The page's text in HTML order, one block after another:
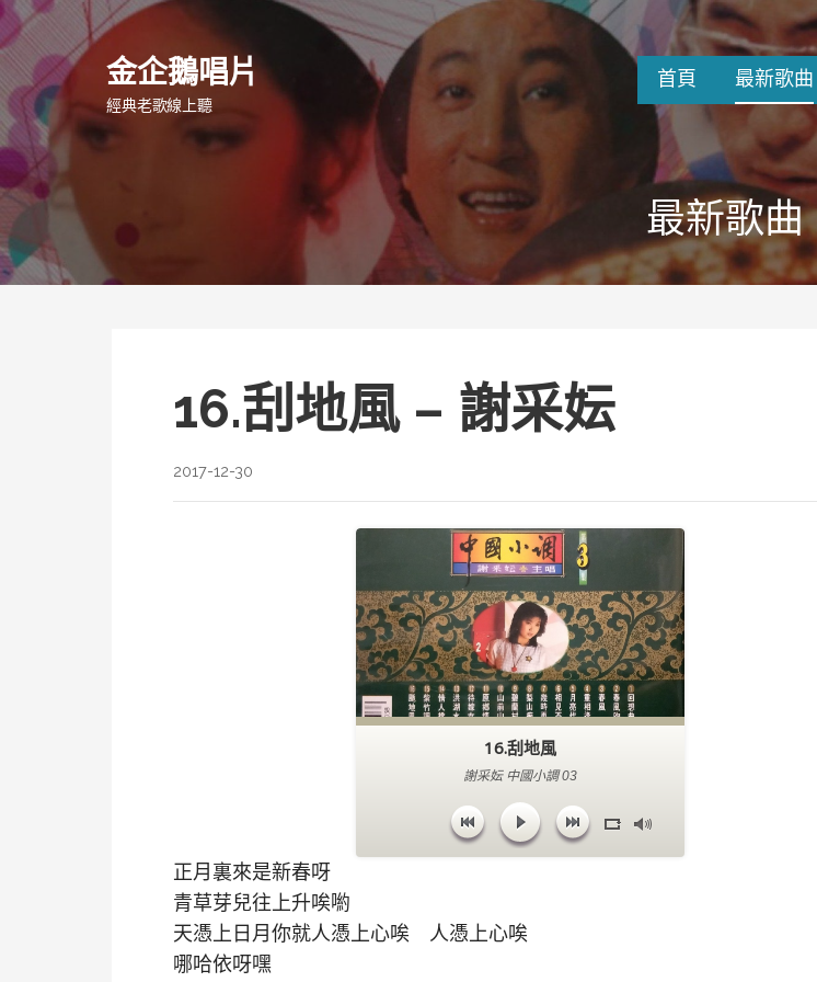
跳
至
要
內
容
金企鵝唱片
經典老歌線上聽
首頁 最新歌曲
最新歌曲
16.刮地風 – 謝采妘
2017-12-30
16.刮地風
謝采妘 中國小調 03
正月裏來是新春呀
青草芽兒往上升唉喲
天憑上日月你就人憑上心唉 人憑上心唉
哪哈依呀嘿